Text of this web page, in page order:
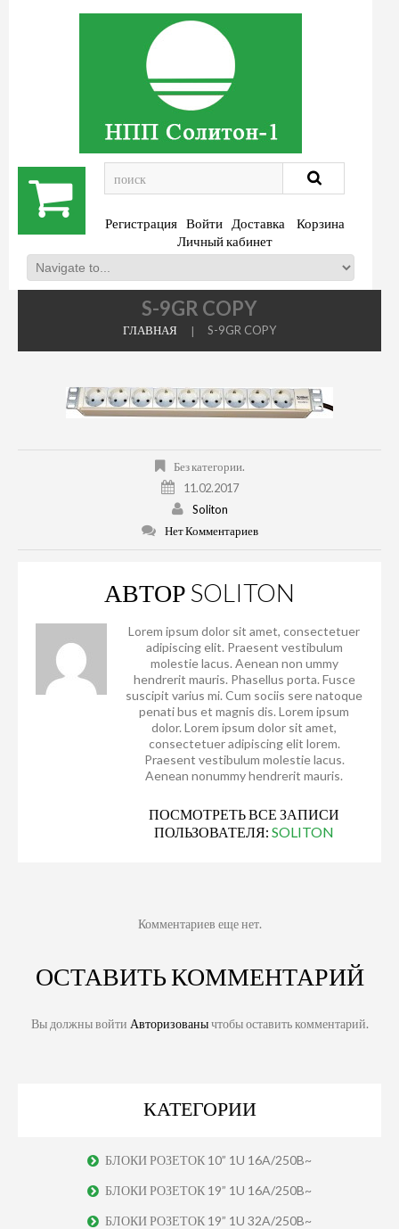
Регистрация Войти Доставка
Корзина
Личный кабинет
S-9GR COPY
ГЛАВНАЯ S-9GR COPY
Без категории.
11.02.2017
Soliton
Нет Комментариев
АВТОР SOLITON
Lorem ipsum dolor sit amet, consectetuer
adipiscing elit. Praesent vestibulum
molestie lacus. Aenean non ummy
hendrerit mauris. Phasellus porta. Fusce
suscipit varius mi. Cum sociis sere natoque
penati bus et magnis dis. Lorem ipsum
dolor. Lorem ipsum dolor sit amet,
consectetuer adipiscing elit lorem.
Praesent vestibulum molestie lacus.
Aenean nonummy hendrerit mauris.
ПОСМОТРЕТЬ ВСЕ ЗАПИСИ
ПОЛЬЗОВАТЕЛЯ: SOLITON
Комментариев еще нет.
ОСТАВИТЬ КОММЕНТАРИЙ
Вы должны войти Авторизованычтобы оставить комментарий.
КАТЕГОРИИ
БЛОКИ РОЗЕТОК 10” 1U 16A/250B~
БЛОКИ РОЗЕТОК 19” 1U 16A/250B~
БЛОКИ РОЗЕТОК 19” 1U 32A/250B~